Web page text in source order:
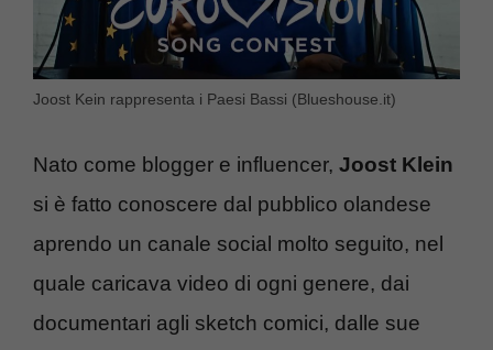
Joost Kein rappresenta i Paesi Bassi (Blueshouse.it)
Nato come blogger e influencer, Joost Klein
si è fatto conoscere dal pubblico olandese
aprendo un canale social molto seguito, nel
quale caricava video di ogni genere, dai
documentari agli sketch comici, dalle sue